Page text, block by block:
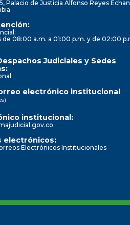
Palacio de Justicia Alfonso Reyes
de 08:00 a.m. a 01:00 p.m. y de 02:00
Judiciales y Sedes
electrónico institucional
institucional:
electrónicos:
Electrónicos Institucionales